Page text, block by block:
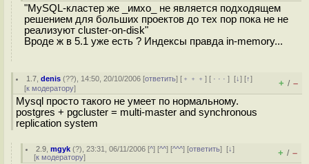
"MySQL-кластер же _имхо_ не является подходящем
решением для больших проектов до тех пор пока не не
реализуют cluster-on-disk"
Вроде ж в 5.1 уже есть ? Индексы правда in-memory...
1.7 ,denis (??), 14:50, 20/10/2006 [ответить] [ ﹢﹢﹢] [ · · ·][↓] [↑]
[к модератору] + / –
Mysql просто такого не умеет по нормальному.
postgres + pgcluster = multi-master and synchronous
replication system
2.9 ,mgyk (?), 23:31, 06/11/2006 [^] [^^] [^^^] [ответить][↓]
[к модератору] + / –